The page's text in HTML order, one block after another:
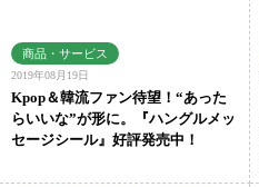
2019年08月19日
Kpop＆韓流ファン待望！“あった
らいいな”が形に。『ハングルメッ
セージシール』好評発売中！